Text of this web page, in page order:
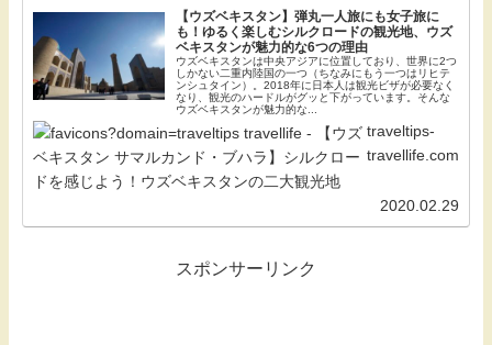
【ウズベキスタン】弾丸一人旅にも女子旅に
も！ゆるく楽しむシルクロードの観光地、ウズ
ベキスタンが魅力的な6つの理由
ウズベキスタンは中央アジアに位置しており、世界に2つ
しかない二重内陸国の一つ（ちなみにもう一つはリヒテ
ンシュタイン）。2018年に日本人は観光ビザが必要なく
なり、観光のハードルがグッと下がっています。そんな
ウズベキスタンが魅力的な...
traveltips-
travellife.com
2020.02.29
スポンサーリンク